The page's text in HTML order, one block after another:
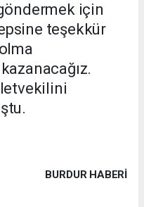
için
teşekkür
BURDUR HABERİ